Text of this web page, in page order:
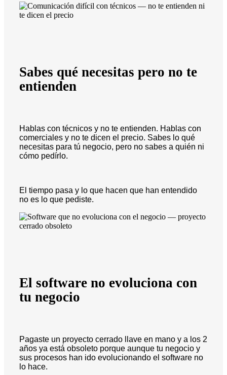
Sabes qué necesitas pero no te
entienden
Hablas con técnicos y no te entienden. Hablas con
comerciales y no te dicen el precio. Sabes lo qué
necesitas para tú negocio, pero no sabes a quién ni
cómo pedírlo.
El tiempo pasa y lo que hacen que han entendido
no es lo que pediste.
El software no evoluciona con
tu negocio
Pagaste un proyecto cerrado llave en mano y a los 2
años ya está obsoleto porque aunque tu negocio y
sus procesos han ido evolucionando el software no
lo hace.